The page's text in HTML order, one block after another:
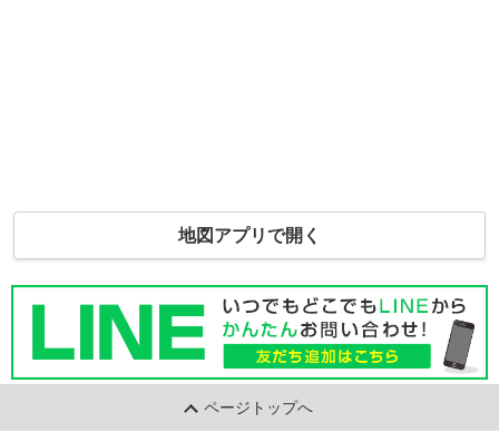
地図アプリで開く
ページトップへ